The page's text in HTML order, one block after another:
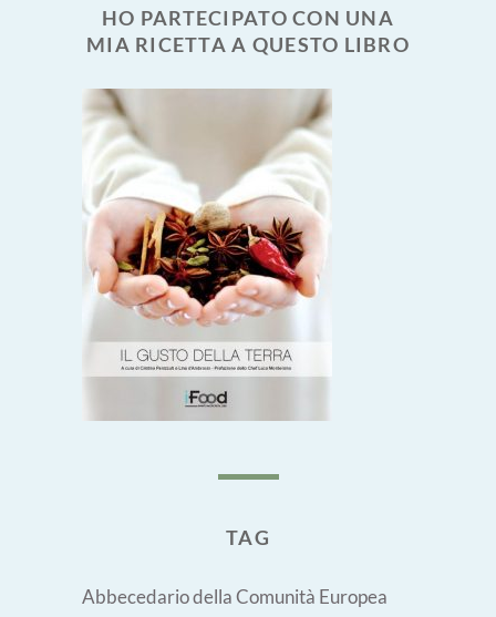
HO PARTECIPATO CON UNA
MIA RICETTA A QUESTO LIBRO
TAG
Abbecedario della Comunità Europea